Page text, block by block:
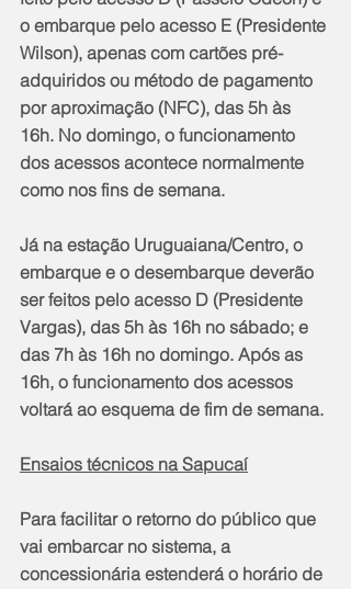
o embarque pelo acesso E (Presidente
Wilson), apenas com cartões pré-
adquiridos ou método de pagamento
por aproximação (NFC), das 5h às
16h. No domingo, o funcionamento
dos acessos acontece normalmente
como nos fins de semana.
Já na estação Uruguaiana/Centro, o
embarque e o desembarque deverão
ser feitos pelo acesso D (Presidente
Vargas), das 5h às 16h no sábado; e
das 7h às 16h no domingo. Após as
16h, o funcionamento dos acessos
voltará ao esquema de fim de semana.
Ensaios técnicos na Sapucaí
Para facilitar o retorno do público que
vai embarcar no sistema, a
concessionária estenderá o horário de